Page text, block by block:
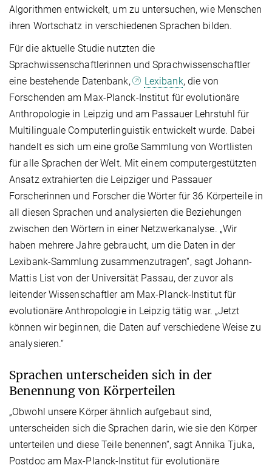
Algorithmen entwickelt, um zu untersuchen, wie Menschen
ihren Wortschatz in verschiedenen Sprachen bilden.
Für die aktuelle Studie nutzten die
Sprachwissenschaftlerinnen und Sprachwissenschaftler
eine bestehende Datenbank,
Lexibank, die von
Forschenden am Max-Planck-Institut für evolutionäre
Anthropologie in Leipzig und am Passauer Lehrstuhl für
Multilinguale Computerlinguistik entwickelt wurde. Dabei
handelt es sich um eine große Sammlung von Wortlisten
für alle Sprachen der Welt. Mit einem computergestützten
Ansatz extrahierten die Leipziger und Passauer
Forscherinnen und Forscher die Wörter für 36 Körperteile in
all diesen Sprachen und analysierten die Beziehungen
zwischen den Wörtern in einer Netzwerkanalyse. „Wir
haben mehrere Jahre gebraucht, um die Daten in der
Lexibank-Sammlung zusammenzutragen“, sagt Johann-
Mattis List von der Universität Passau, der zuvor als
leitender Wissenschaftler am Max-Planck-Institut für
evolutionäre Anthropologie in Leipzig tätig war. „Jetzt
können wir beginnen, die Daten auf verschiedene Weise zu
analysieren.“
Sprachen unterscheiden sich in der
Benennung von Körperteilen
„Obwohl unsere Körper ähnlich aufgebaut sind,
unterscheiden sich die Sprachen darin, wie sie den Körper
unterteilen und diese Teile benennen“, sagt Annika Tjuka,
Postdoc am Max-Planck-Institut für evolutionäre